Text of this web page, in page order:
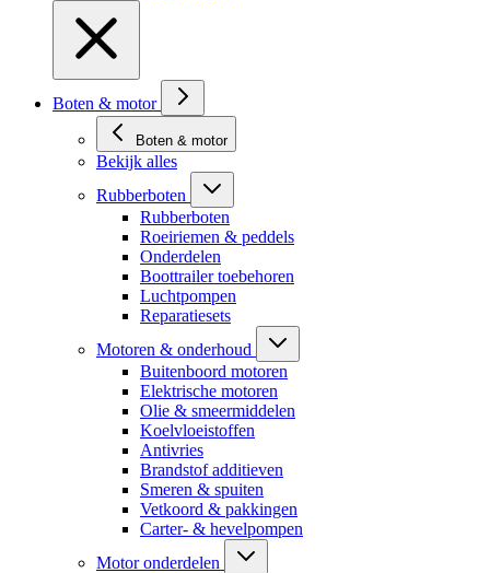
Boten & motor
Boten & motor
Bekijk alles
Rubberboten
Rubberboten
Roeiriemen & peddels
Onderdelen
Boottrailer toebehoren
Luchtpompen
Reparatiesets
Motoren & onderhoud
Buitenboord motoren
Elektrische motoren
Olie & smeermiddelen
Koelvloeistoffen
Antivries
Brandstof additieven
Smeren & spuiten
Vetkoord & pakkingen
Carter- & hevelpompen
Motor onderdelen